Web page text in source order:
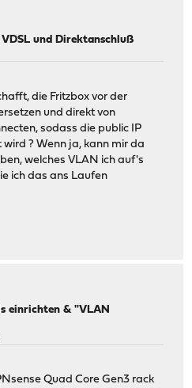
VDSL und Direktanschluß
die Fritzbox vor der
und direkt von
sodass die public IP
? Wenn ja, kann mir da
welches VLAN ich auf's
ich das ans Laufen
einrichten & "VLAN
Quad Core Gen3 rack